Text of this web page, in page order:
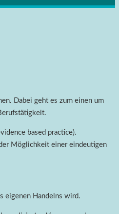
Dabei geht es zum einen um
based practice).
Möglichkeit einer eindeutigen
eigenen Handelns wird.